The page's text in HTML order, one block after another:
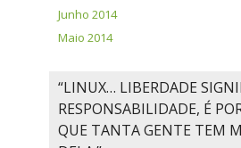
Junho 2014
Maio 2014
“LINUX… LIBERDADE
RESPONSABILIDADE, É
QUE TANTA GENTE TEM